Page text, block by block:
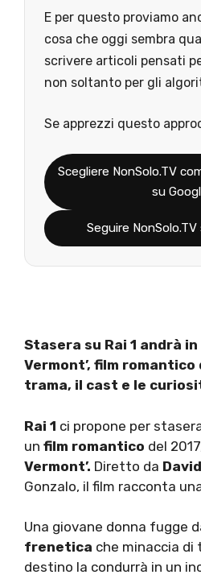
E per questo proviamo
cosa che oggi sembra
scrivere articoli pensati
non soltanto per gli
Se apprezzi questo
Scegliere NonSolo.TV
su
Seguire
Stasera su Rai 1 andrà
Vermont’, film
trama, il cast e le
Rai 1 ci propone per
un film romantico del
Vermont’. Diretto da
Gonzalo, il film racconta
Una giovane donna fugge
frenetica che minaccia di
destino la condurrà in un